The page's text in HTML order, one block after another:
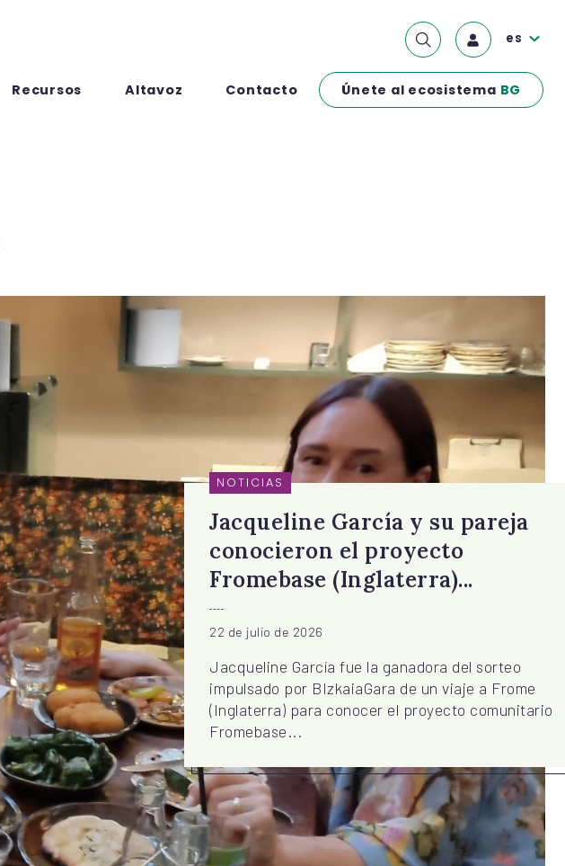
Recursos Altavoz Contacto Únete al ecosistema BG
es
NOTICIAS
Jacqueline García y su pareja
conocieron el proyecto
Fromebase (Inglaterra)...
22 de julio de 2026
Jacqueline García fue la ganadora del sorteo
impulsado por BIzkaiaGara de un viaje a Frome
(Inglaterra) para conocer el proyecto comunitario
Fromebase...